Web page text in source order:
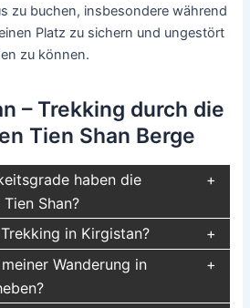
zu buchen, insbesondere während
Platz zu sichern und ungestört
zu können.
– Trekking durch die
Tien Shan Berge
haben die
Shan?
in Kirgistan?
Wanderung in